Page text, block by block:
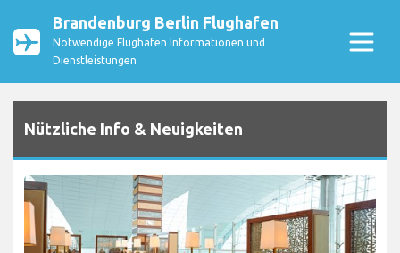
Brandenburg Berlin Flughafen
Notwendige Flughafen Informationen und
Dienstleistungen
Nützliche Info & Neuigkeiten